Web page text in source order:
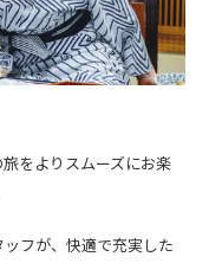
をよりスムーズにお楽
フが、快適で充実した